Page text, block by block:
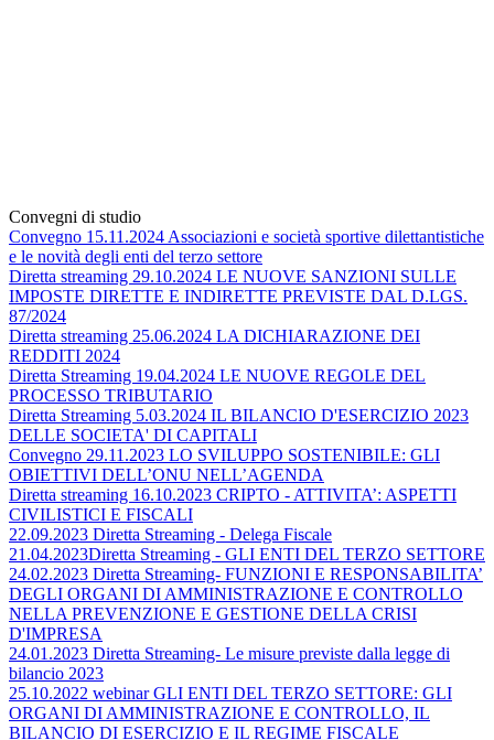
Convegni di studio
Convegno 15.11.2024 Associazioni e società sportive dilettantistiche
e le novità degli enti del terzo settore
Diretta streaming 29.10.2024 LE NUOVE SANZIONI SULLE
IMPOSTE DIRETTE E INDIRETTE PREVISTE DAL D.LGS.
87/2024
Diretta streaming 25.06.2024 LA DICHIARAZIONE DEI
REDDITI 2024
Diretta Streaming 19.04.2024 LE NUOVE REGOLE DEL
PROCESSO TRIBUTARIO
Diretta Streaming 5.03.2024 IL BILANCIO D'ESERCIZIO 2023
DELLE SOCIETA' DI CAPITALI
Convegno 29.11.2023 LO SVILUPPO SOSTENIBILE: GLI
OBIETTIVI DELL’ONU NELL’AGENDA
Diretta streaming 16.10.2023 CRIPTO - ATTIVITA’: ASPETTI
CIVILISTICI E FISCALI
22.09.2023 Diretta Streaming - Delega Fiscale
21.04.2023Diretta Streaming - GLI ENTI DEL TERZO SETTORE
24.02.2023 Diretta Streaming- FUNZIONI E RESPONSABILITA’
DEGLI ORGANI DI AMMINISTRAZIONE E CONTROLLO
NELLA PREVENZIONE E GESTIONE DELLA CRISI
D'IMPRESA
24.01.2023 Diretta Streaming- Le misure previste dalla legge di
bilancio 2023
25.10.2022 webinar GLI ENTI DEL TERZO SETTORE: GLI
ORGANI DI AMMINISTRAZIONE E CONTROLLO, IL
BILANCIO DI ESERCIZIO E IL REGIME FISCALE